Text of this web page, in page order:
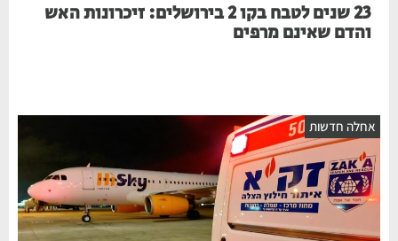
23 שנים לטבח בקו 2 בירושלים: זיכרונות האש
והדם שאינם מרפים
חדשות